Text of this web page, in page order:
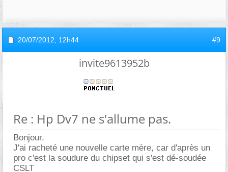
20/07/2012, 12h44 #9
invite9613952b
Re : Hp Dv7 ne s'allume pas.
Bonjour,
J'ai racheté une nouvelle carte mère, car d'après un
pro c'est la soudure du chipset qui s'est dé-soudée
CSLT